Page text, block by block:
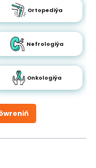
Ortopediýa
Nefrologiýa
Onkologiýa